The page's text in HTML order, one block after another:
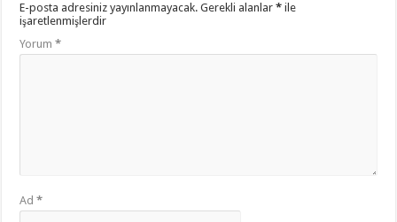
E-posta adresiniz yayınlanmayacak. Gerekli alanlar* ile
işaretlenmişlerdir
Yorum*
Ad*